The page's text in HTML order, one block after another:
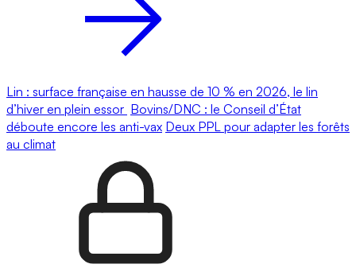
Lin : surface française en hausse de 10 % en 2026, le lin
d’hiver en plein essor Bovins/DNC : le Conseil d’État
déboute encore les anti-vax Deux PPL pour adapter les forêts
au climat